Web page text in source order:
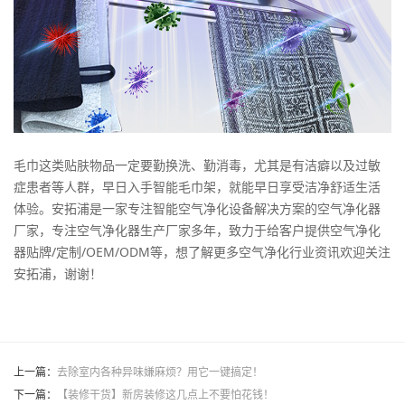
毛巾这类贴肤物品一定要勤换洗、勤消毒，尤其是有洁癖以及过敏
症患者等人群，早日入手智能毛巾架，就能早日享受洁净舒适生活
体验。安拓浦是一家专注智能空气净化设备解决方案的空气净化器
厂家，专注空气净化器生产厂家多年，致力于给客户提供空气净化
器贴牌/定制/OEM/ODM等，想了解更多空气净化行业资讯欢迎关注
安拓浦，谢谢！
上一篇： 去除室内各种异味嫌麻烦？用它一键搞定！
下一篇：
【装修干货】新房装修这几点上不要怕花钱！